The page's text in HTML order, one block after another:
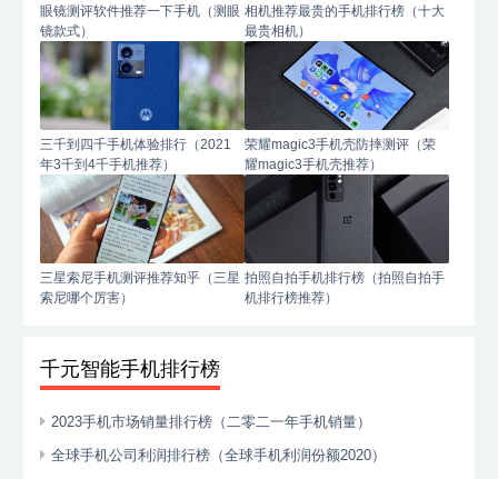
眼镜测评软件推荐一下手机（测眼
镜款式）
相机推荐最贵的手机排行榜（十大
最贵相机）
三千到四千手机体验排行（2021
年3千到4千手机推荐）
荣耀magic3手机壳防摔测评（荣
耀magic3手机壳推荐）
三星索尼手机测评推荐知乎（三星
索尼哪个厉害）
拍照自拍手机排行榜（拍照自拍手
机排行榜推荐）
千元智能手机排行榜
2023手机市场销量排行榜（二零二一年手机销量）
全球手机公司利润排行榜（全球手机利润份额2020）